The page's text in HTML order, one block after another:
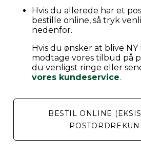
Hvis du allerede har et
bestille online, så tryk
nedenfor.
Hvis du ønsker at blive NY
modtage vores tilbud på
du venligst ringe eller
vores kundeservice.
BESTIL ONLINE